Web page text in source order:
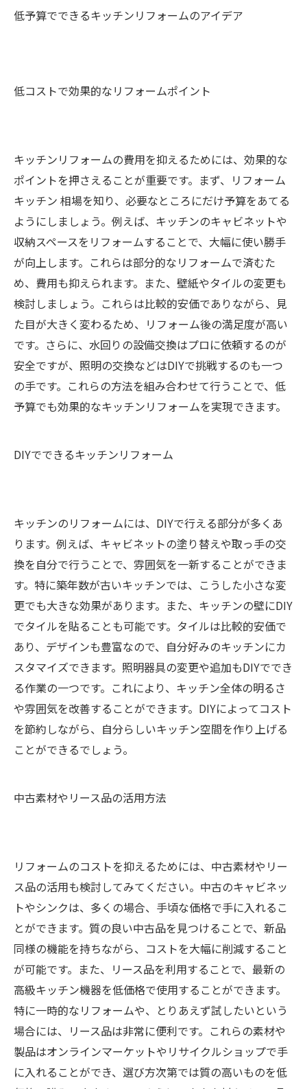
低予算でできるキッチンリフォームのアイデア
低コストで効果的なリフォームポイント
キッチンリフォームの費用を抑えるためには、効果的な
ポイントを押さえることが重要です。まず、リフォーム
キッチン 相場を知り、必要なところにだけ予算をあてる
ようにしましょう。例えば、キッチンのキャビネットや
収納スペースをリフォームすることで、大幅に使い勝手
が向上します。これらは部分的なリフォームで済むた
め、費用も抑えられます。また、壁紙やタイルの変更も
検討しましょう。これらは比較的安価でありながら、見
た目が大きく変わるため、リフォーム後の満足度が高い
です。さらに、水回りの設備交換はプロに依頼するのが
安全ですが、照明の交換などはDIYで挑戦するのも一つ
の手です。これらの方法を組み合わせて行うことで、低
予算でも効果的なキッチンリフォームを実現できます。
DIYでできるキッチンリフォーム
キッチンのリフォームには、DIYで行える部分が多くあ
ります。例えば、キャビネットの塗り替えや取っ手の交
換を自分で行うことで、雰囲気を一新することができま
す。特に築年数が古いキッチンでは、こうした小さな変
更でも大きな効果があります。また、キッチンの壁にDIY
でタイルを貼ることも可能です。タイルは比較的安価で
あり、デザインも豊富なので、自分好みのキッチンにカ
スタマイズできます。照明器具の変更や追加もDIYででき
る作業の一つです。これにより、キッチン全体の明るさ
や雰囲気を改善することができます。DIYによってコスト
を節約しながら、自分らしいキッチン空間を作り上げる
ことができるでしょう。
中古素材やリース品の活用方法
リフォームのコストを抑えるためには、中古素材やリー
ス品の活用も検討してみてください。中古のキャビネッ
トやシンクは、多くの場合、手頃な価格で手に入れるこ
とができます。質の良い中古品を見つけることで、新品
同様の機能を持ちながら、コストを大幅に削減すること
が可能です。また、リース品を利用することで、最新の
高級キッチン機器を低価格で使用することができます。
特に一時的なリフォームや、とりあえず試したいという
場合には、リース品は非常に便利です。これらの素材や
製品はオンラインマーケットやリサイクルショップで手
に入れることができ、選び方次第では質の高いものを低